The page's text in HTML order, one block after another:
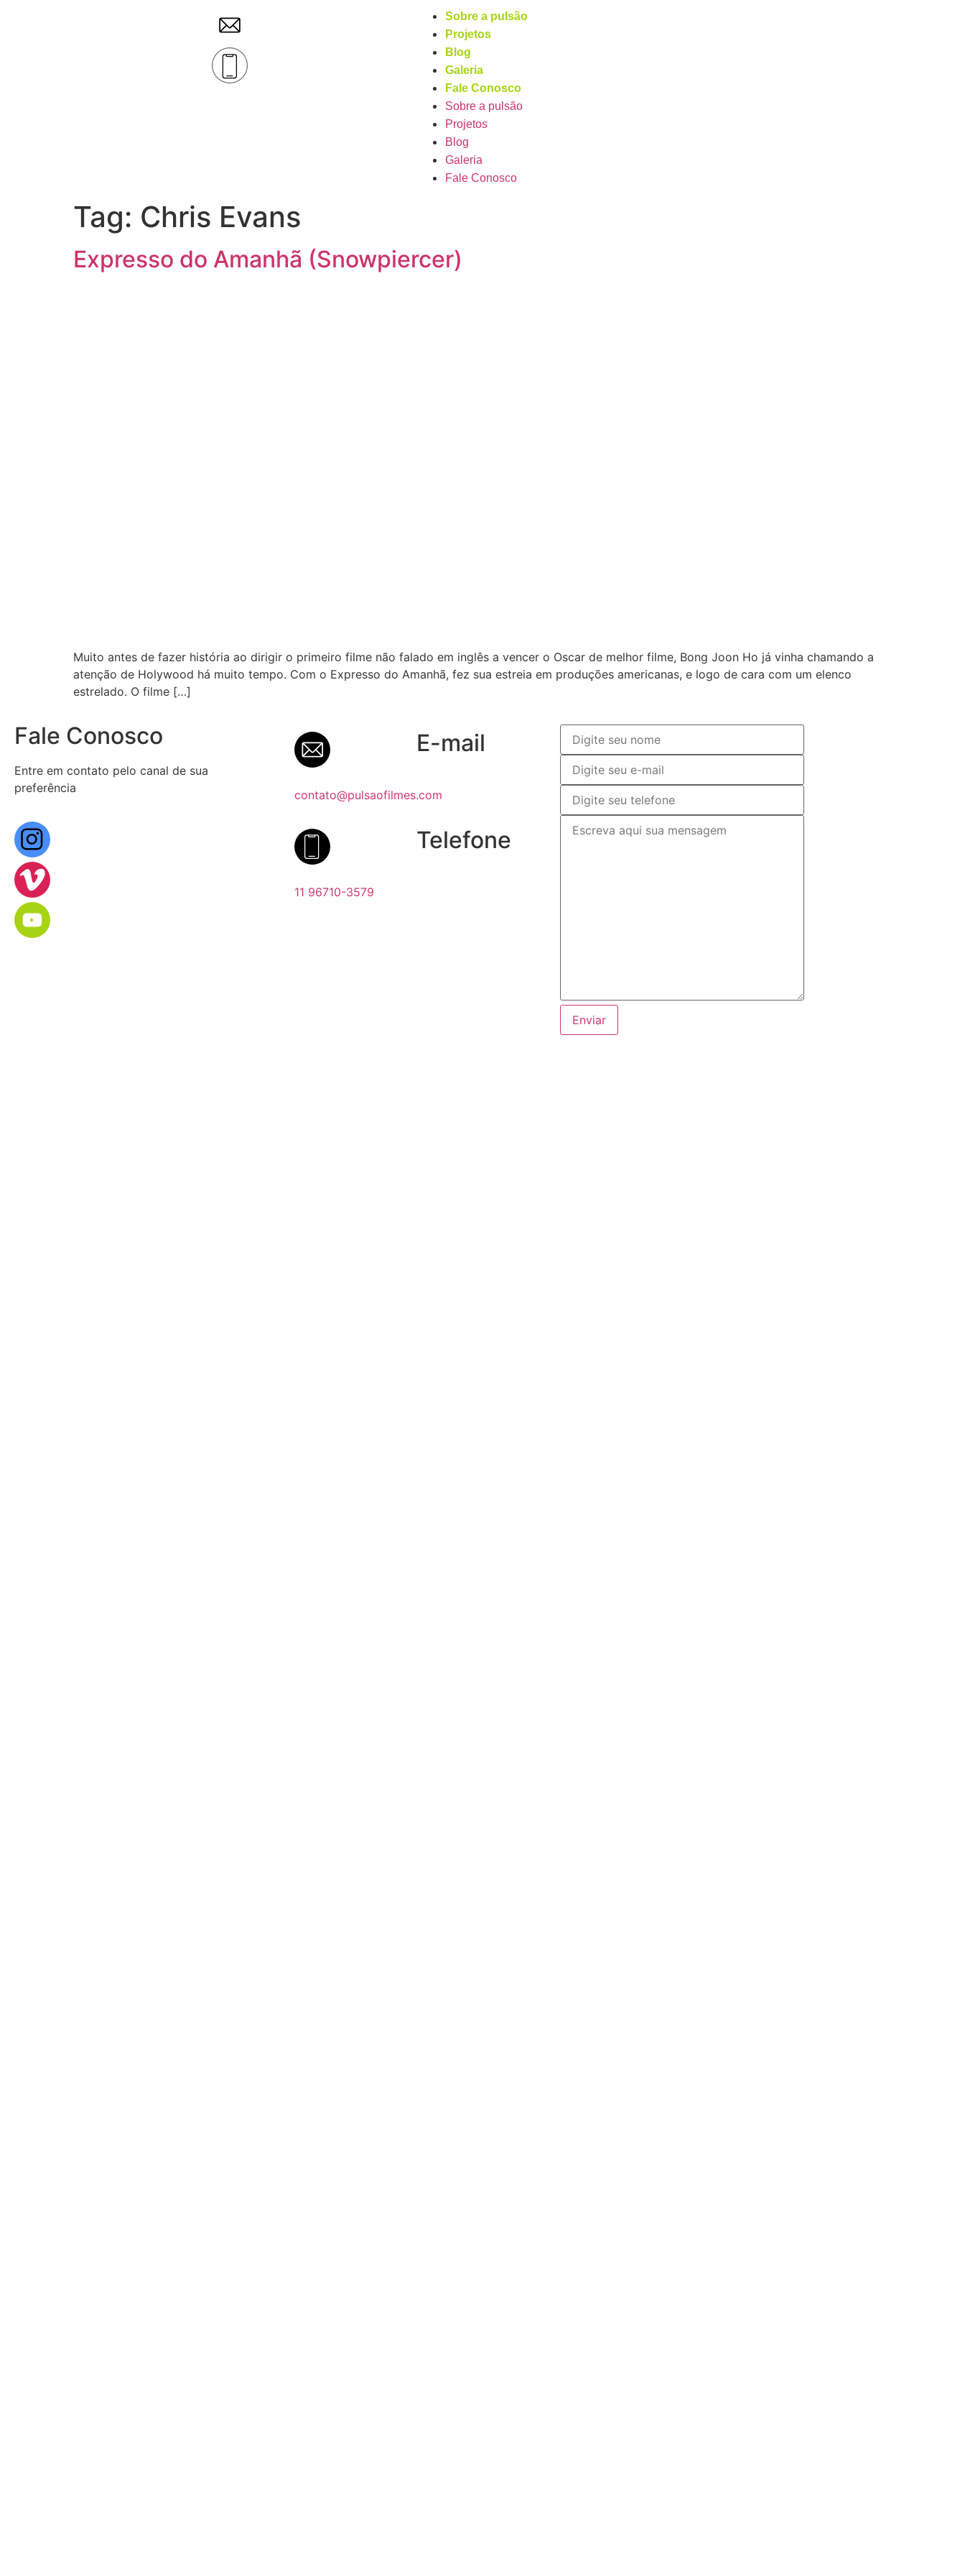
Sobre a pulsão
Projetos
Blog
Galeria
Fale Conosco
Sobre a pulsão
Projetos
Blog
Galeria
Fale Conosco
Tag: Chris Evans
Expresso do Amanhã (Snowpiercer)
Muito antes de fazer história ao dirigir o primeiro filme não falado em inglês a vencer o Oscar de melhor filme, Bong Joon Ho já vinha chamando a
atenção de Holywood há muito tempo. Com o Expresso do Amanhã, fez sua estreia em produções americanas, e logo de cara com um elenco
estrelado. O filme […]
Fale Conosco
Entre em contato pelo canal de sua
preferência
E-mail
contato@pulsaofilmes.com
Telefone
11 96710-3579